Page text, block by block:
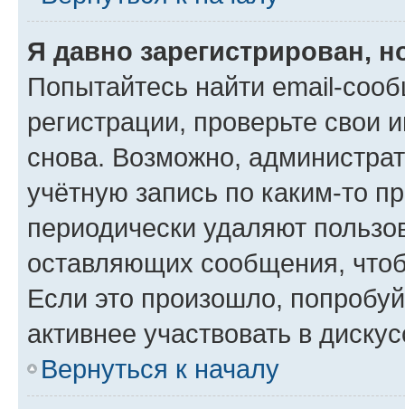
Я давно зарегистрирован,
Попытайтесь найти email-
регистрации, проверьте свои
снова. Возможно,
учётную запись по каким-то
периодически удаляют
оставляющих сообщения,
Если это произошло,
активнее участвовать в
Вернуться к началу